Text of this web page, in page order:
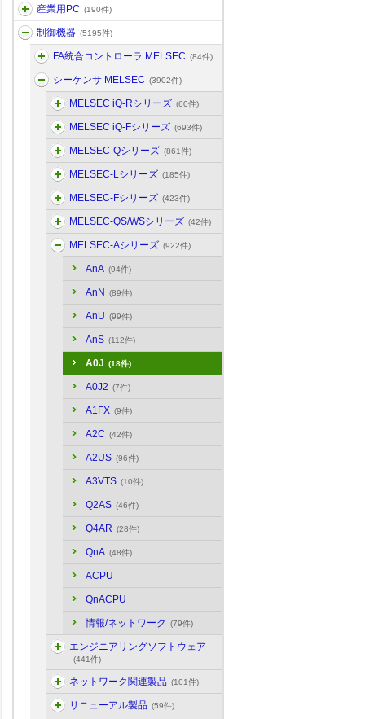
産業用PC (190件)
制御機器 (5195件)
FA統合コントローラ MELSEC (84件)
シーケンサ MELSEC (3902件)
MELSEC iQ-Rシリーズ (60件)
MELSEC iQ-Fシリーズ (693件)
MELSEC-Qシリーズ (861件)
MELSEC-Lシリーズ (185件)
MELSEC-Fシリーズ (423件)
MELSEC-QS/WSシリーズ (42件)
MELSEC-Aシリーズ (922件)
AnA (94件)
AnN (89件)
AnU (99件)
AnS (112件)
A0J (18件)
A0J2 (7件)
A1FX (9件)
A2C (42件)
A2US (96件)
A3VTS (10件)
Q2AS (46件)
Q4AR (28件)
QnA (48件)
ACPU
QnACPU
情報/ネットワーク (79件)
エンジニアリングソフトウェア
(441件)
ネットワーク関連製品 (101件)
リニューアル製品 (59件)